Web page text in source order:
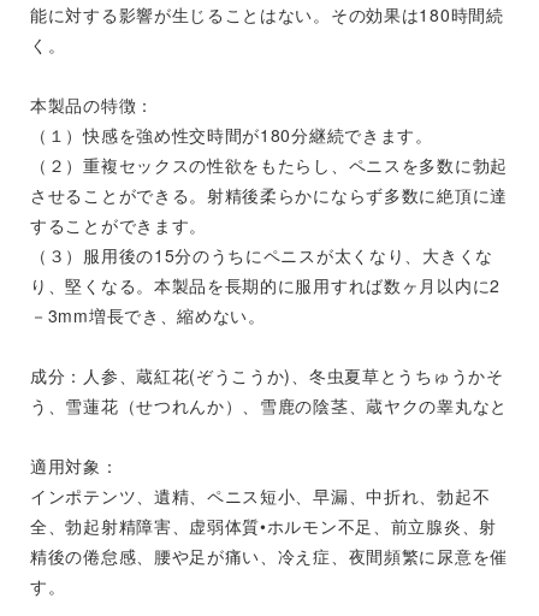
能に対する影響が生じることはない。その効果は180時間続
く。
本製品の特徴：
（１）快感を強め性交時間が180分継続できます。
（２）重複セックスの性欲をもたらし、ペニスを多数に勃起
させることができる。射精後柔らかにならず多数に絶頂に達
することができます。
（３）服用後の15分のうちにペニスが太くなり、大きくな
り、堅くなる。本製品を長期的に服用すれば数ヶ月以内に2
－3mm増長でき、縮めない。
成分：人参、蔵紅花(ぞうこうか)、冬虫夏草とうちゅうかそ
う、雪蓮花（せつれんか）、雪鹿の陰茎、蔵ヤクの睾丸なと
適用対象：
インポテンツ、遺精、ペニス短小、早漏、中折れ、勃起不
全、勃起射精障害、虚弱体質•ホルモン不足、前立腺炎、射
精後の倦怠感、腰や足が痛い、冷え症、夜間頻繁に尿意を催
す。